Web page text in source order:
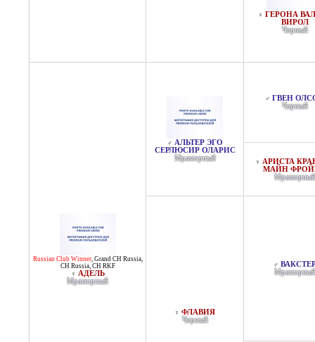
♀ ГЕРОНА
ВИРОЛ
Черный
Russian Club Winner, Grand CH Russia,
CH Russia, CH RKF
♀ АДЕЛЬ
Мраморный
♂ АЛЬТЕР ЭГО
СЕРЛЮСИР ОЛАРИС
Мраморный
♂ ГВЕН
Черный
♀ АРИСТА
МАЙН
Мраморный
♀ ФЛАВИЯ
Черный
♂
Мраморный